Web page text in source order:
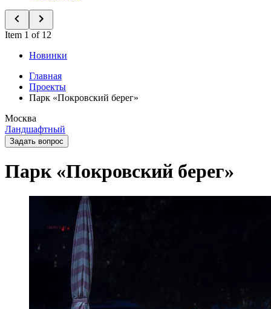
Item 1 of 12
Новинки
Главная
Проекты
Парк «Покровский берег»
Москва
Ландшафтный
Задать вопрос
Парк «Покровский берег»